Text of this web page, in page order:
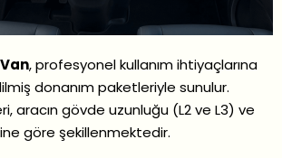
, profesyonel kullanım ihtiyaçlarına
donanım paketleriyle sunulur.
aracın gövde uzunluğu (L2 ve L3) ve
göre şekillenmektedir.